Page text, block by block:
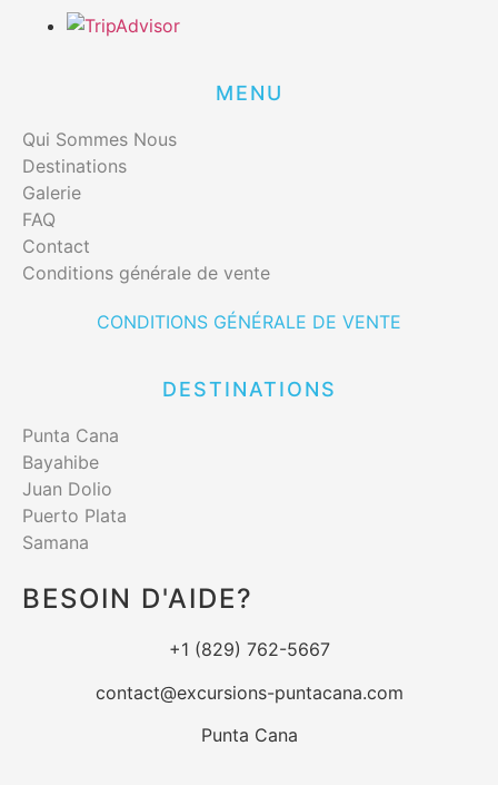
MENU
Qui Sommes Nous
Destinations
Galerie
FAQ
Contact
Conditions générale de vente
CONDITIONS GÉNÉRALE DE VENTE
DESTINATIONS
Punta Cana
Bayahibe
Juan Dolio
Puerto Plata
Samana
BESOIN D'AIDE?
+1 (829) 762-5667
contact@excursions-puntacana.com
Punta Cana